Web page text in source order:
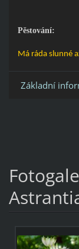
Pěstování:
Má ráda slunné
Základní